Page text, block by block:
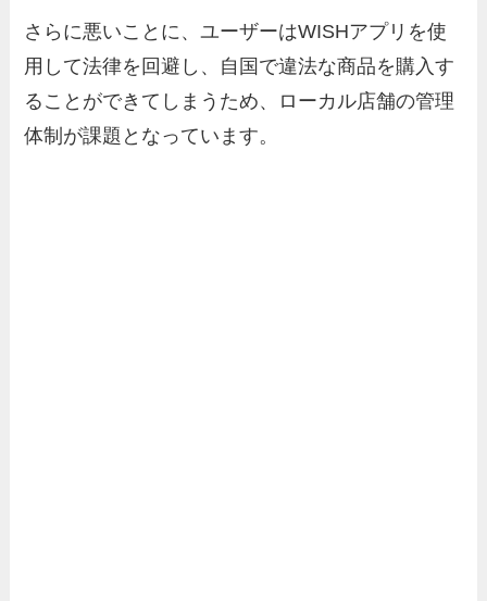
さらに悪いことに、ユーザーはWISHアプリを使
用して法律を回避し、自国で違法な商品を購入す
ることができてしまうため、ローカル店舗の管理
体制が課題となっています。